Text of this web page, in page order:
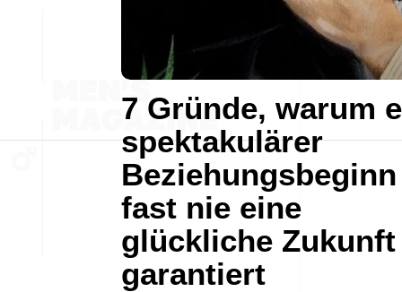
7 Gründe, warum
spektakulärer
Beziehungsbeginn
fast nie eine
glückliche Zukunft
garantiert